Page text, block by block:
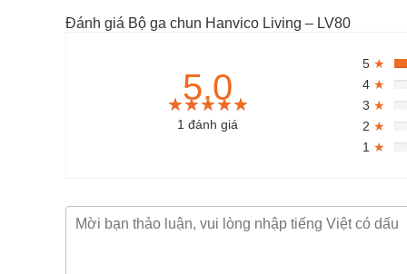
Đánh giá Bộ ga chun Hanvico Living – LV80
5.0
★★★★★
★★★★★
★★★★★
1 đánh giá
5 ★
4 ★
3 ★
2 ★
1 ★